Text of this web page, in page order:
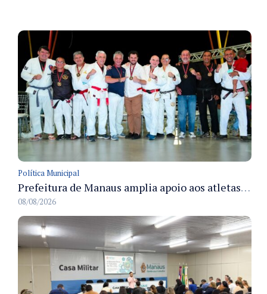
Política Municipal
Prefeitura de Manaus amplia apoio aos atletas de 100 para 150 beneficiados a partir do próximo ano
08/08/2026